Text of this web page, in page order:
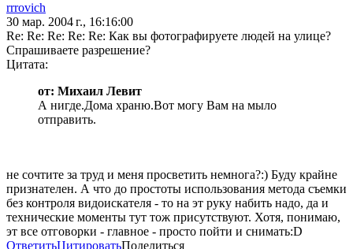
rrrovich
30 мар. 2004 г., 16:16:00
Re: Re: Re: Re: Re: Как вы фотографируете людей на улице?
Спрашиваете разрешение?
Цитата:
от: Михаил Левит
А нигде.Дома храню.Вот могу Вам на мыло
отправить.
не сочтите за труд и меня просветить немнога?:) Буду крайне
признателен. А что до простоты использования метода съемки
без контроля видоискателя - то на эт руку набить надо, да и
технические моменты тут тож присутствуют. Хотя, понимаю,
эт все отговорки - главное - просто пойти и снимать:D
ОтветитьЦитироватьПоделиться